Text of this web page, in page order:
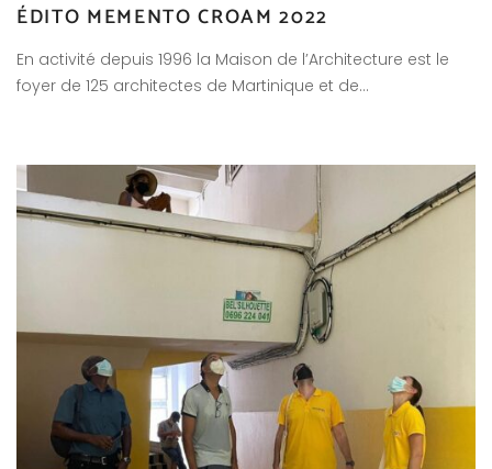
ÉDITO MEMENTO CROAM 2022
En activité depuis 1996 la Maison de l’Architecture est le
foyer de 125 architectes de Martinique et de…